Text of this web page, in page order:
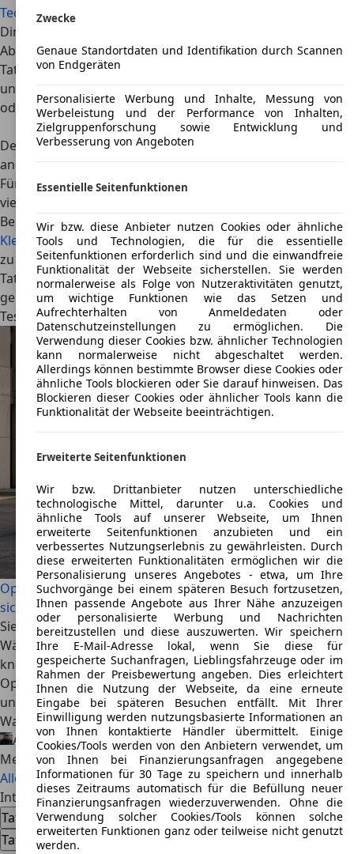
Technische Daten
Direkt zu
Abhängig von Land und Baujahr bot das Unternehmen den
Tata Indica als fünftürige Fließhecklimousine und zum Teil
unter anderem Namen auch als viertüriges Stufenheck
oder in einer Kombiversion an.
Der Tata Indica wird in Europa als Benziner und Diesel
angeboten
Für die Motorisierung desIndica
vielen europäischen Ländern ab dem Baujahr 2008 ein
Benzinaggregat mit 1,2 Litern Hubraum, das dem
Kleinwagen
aus indischer Produktion eine Leistung von bis
zu 55 kW (75 PS) bereitstellte. Als Selbstzünder konnte der
Tata Indica mit einem 1,3 Liter Common-Rail-Triebwerk
geordert werden."
Testberichte
Opel Corsa vs. Ford Fiesta: Welcher Gebrauchtwagen lohnt
sich mehr?
Sie gehören auch gebraucht zu absoluten Bestsellern.
Während der Ford Fiesta MK7 als Fahrmaschine mit
knackigem Fahrwerk, spritzigem Motor und sportlicher
Optik begeistert, punktet der Opel Corsa E mit
unkomplizierten Saugmotoren, hoher
Wartungsfreundlichkeit und günstigen Unterhaltskosten.
Alexander Nocker07.08.2026 · Ø 1 Min. Lesezeit
Mehr lesen
Alle Testberichte
Interessiert am Tata Indica
Tata Indica GebrauchtwagenTata Indica Neuwagen
Tata Indica Händlerangebote
Zwecke
Genaue Standortdaten und Identifikation durch Scannen
von Endgeräten
Personalisierte Werbung und Inhalte, Messung von
Werbeleistung und der Performance von Inhalten,
Zielgruppenforschung sowie Entwicklung und
Verbesserung von Angeboten
Essentielle Seitenfunktionen
Wir bzw. diese Anbieter nutzen Cookies oder ähnliche
Tools und Technologien, die für die essentielle
Seitenfunktionen erforderlich sind und die einwandfreie
Funktionalität der Webseite sicherstellen. Sie werden
normalerweise als Folge von Nutzeraktivitäten genutzt,
um wichtige Funktionen wie das Setzen und
Aufrechterhalten von Anmeldedaten oder
Datenschutzeinstellungen zu ermöglichen. Die
Verwendung dieser Cookies bzw. ähnlicher Technologien
kann normalerweise nicht abgeschaltet werden.
Allerdings können bestimmte Browser diese Cookies oder
ähnliche Tools blockieren oder Sie darauf hinweisen. Das
Blockieren dieser Cookies oder ähnlicher Tools kann die
Funktionalität der Webseite beeinträchtigen.
Erweiterte Seitenfunktionen
Wir bzw. Drittanbieter nutzen unterschiedliche
technologische Mittel, darunter u.a. Cookies und
ähnliche Tools auf unserer Webseite, um Ihnen
erweiterte Seitenfunktionen anzubieten und ein
verbessertes Nutzungserlebnis zu gewährleisten. Durch
diese erweiterten Funktionalitäten ermöglichen wir die
Personalisierung unseres Angebotes - etwa, um Ihre
Suchvorgänge bei einem späteren Besuch fortzusetzen,
Ihnen passende Angebote aus Ihrer Nähe anzuzeigen
oder personalisierte Werbung und Nachrichten
bereitzustellen und diese auszuwerten. Wir speichern
Ihre E-Mail-Adresse lokal, wenn Sie diese für
gespeicherte Suchanfragen, Lieblingsfahrzeuge oder im
Rahmen der Preisbewertung angeben. Dies erleichtert
Ihnen die Nutzung der Webseite, da eine erneute
Eingabe bei späteren Besuchen entfällt. Mit Ihrer
Einwilligung werden nutzungsbasierte Informationen an
von Ihnen kontaktierte Händler übermittelt. Einige
Cookies/Tools werden von den Anbietern verwendet, um
von Ihnen bei Finanzierungsanfragen angegebene
Informationen für 30 Tage zu speichern und innerhalb
dieses Zeitraums automatisch für die Befüllung neuer
Finanzierungsanfragen wiederzuverwenden. Ohne die
Verwendung solcher Cookies/Tools können solche
erweiterten Funktionen ganz oder teilweise nicht genutzt
werden.